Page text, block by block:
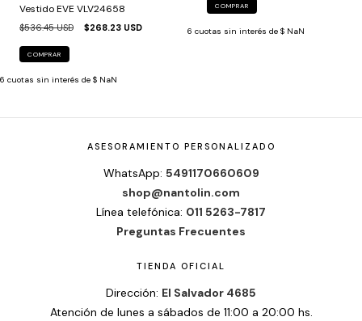
Vestido EVE VLV24658
$536.45 USD $268.23 USD
COMPRAR
6 cuotas sin interés de $ NaN
COMPRAR
6 cuotas sin interés de $ NaN
ASESORAMIENTO PERSONALIZADO
WhatsApp: 5491170660609
shop@nantolin.com
Línea telefónica: 011 5263-7817
Preguntas Frecuentes
TIENDA OFICIAL
Dirección: El Salvador 4685
Atención de lunes a sábados de 11:00 a 20:00 hs.